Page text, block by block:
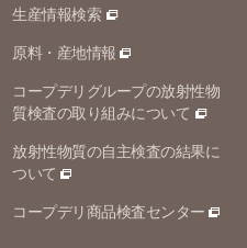
生産情報検索
原料・産地情報
コープデリグループの放射性物
質検査の取り組みについて
放射性物質の自主検査の結果に
ついて
コープデリ商品検査センター